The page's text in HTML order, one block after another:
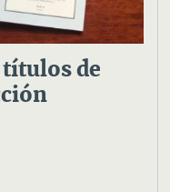
títulos de